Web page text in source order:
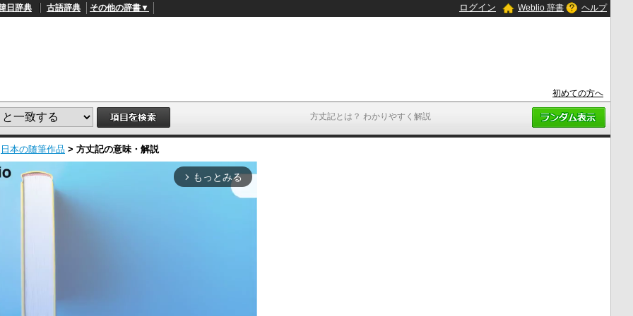
方丈記とは？ わかりやすく解説
日辞典 古語辞典 その他の辞書▼ ログイン Weblio 辞書 ヘルプ
初めての方へ
日本の随筆作品 > 方丈記の意味・解説
arrow_forward_ios もっとみる